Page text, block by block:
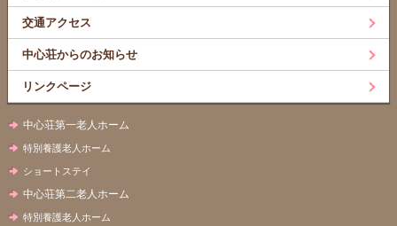
交通アクセス
中心荘からのお知らせ
リンクページ
中心荘第一老人ホーム
特別養護老人ホーム
ショートステイ
中心荘第二老人ホーム
特別養護老人ホーム